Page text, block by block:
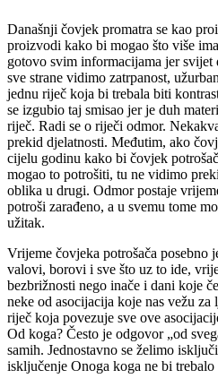
Današnji čovjek promatra se kao
proizvodi kako bi mogao što više
gotovo svim informacijama jer svijet
sve strane vidimo zatrpanost,
jednu riječ koja bi trebala biti
se izgubio taj smisao jer je duh
riječ. Radi se o riječi odmor.
prekid djelatnosti. Međutim, ako
cijelu godinu kako bi čovjek
mogao to potrošiti, tu ne vidimo
oblika u drugi. Odmor postaje
potroši zarađeno, a u svemu tome
užitak.
Vrijeme čovjeka potrošača posebno
valovi, borovi i sve što uz to ide,
bezbrižnosti nego inače i dani koje
neke od asocijacija koje nas vežu
riječ koja povezuje sve ove
Od koga? Često je odgovor „od
samih. Jednostavno se želimo
isključenje Onoga koga ne bi